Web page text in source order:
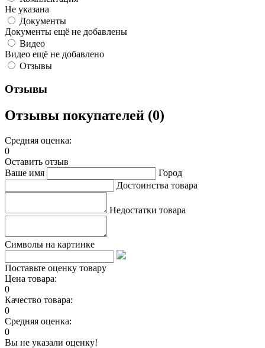
Не указана
Документы
Документы ещё не добавлены
Видео
Видео ещё не добавлено
Отзывы
Отзывы
Отзывы покупателей (0)
Средняя оценка:
0
Оставить отзыв
Ваше имя
Город
Достоинства товара
Недостатки товара
Символы на картинке
Поставьте оценку товару
Цена товара:
0
Качество товара:
0
Средняя оценка:
0
Вы не указали оценку!